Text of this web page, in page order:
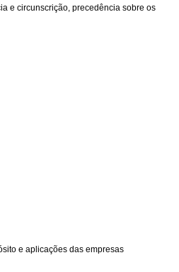
e circunscrição, precedência sobre os
e aplicações das empresas